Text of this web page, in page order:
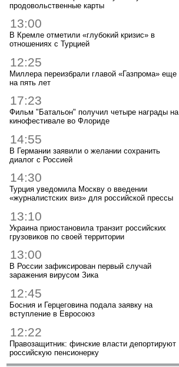
продовольственные карты
13:00
В Кремле отметили «глубокий кризис» в
отношениях с Турцией
12:25
Миллера переизбрали главой «Газпрома» еще
на пять лет
17:23
Фильм "Батальон" получил четыре награды на
кинофестивале во Флориде
14:55
В Германии заявили о желании сохранить
диалог с Россией
14:30
Турция уведомила Москву о введении
«журналистских виз» для российской прессы
13:10
Украина приостановила транзит российских
грузовиков по своей территории
13:00
В России зафиксирован первый случай
заражения вирусом Зика
12:45
Босния и Герцеговина подала заявку на
вступление в Евросоюз
12:22
Правозащитник: финские власти депортируют
российскую пенсионерку